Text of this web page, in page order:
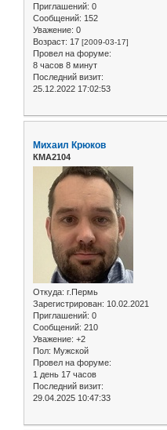
Приглашений: 0
Сообщений: 152
Уважение: 0
Возраст: 17 [2009-03-17]
Провел на форуме:
8 часов 8 минут
Последний визит:
25.12.2022 17:02:53
Михаил Крюков
КМА2104
Откуда: г.Пермь
Зарегистрирован: 10.02.2021
Приглашений: 0
Сообщений: 210
Уважение: +2
Пол: Мужской
Провел на форуме:
1 день 17 часов
Последний визит:
29.04.2025 10:47:33